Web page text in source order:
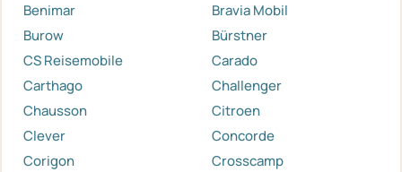
Benimar
Bravia Mobil
Burow
Bürstner
CS Reisemobile
Carado
Carthago
Challenger
Chausson
Citroen
Clever
Concorde
Corigon
Crosscamp